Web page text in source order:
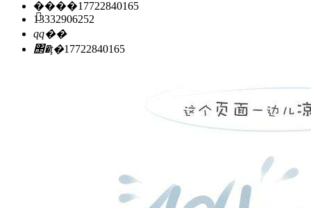
�ֻ���17722840165
13332906252
qq��
΢�ţ�17722840165